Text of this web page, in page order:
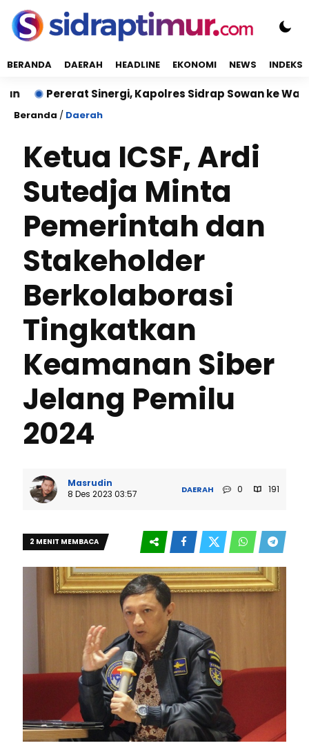
BERANDA DAERAH HEADLINE EKONOMI NEWS INDEKS
Pererat Sinergi, Kapolres Sidrap Sowan ke Wakil
Beranda / Daerah
Ketua ICSF, Ardi
Sutedja Minta
Pemerintah dan
Stakeholder
Berkolaborasi
Tingkatkan
Keamanan Siber
Jelang Pemilu
2024
Masrudin
8 Des 2023 03:57
DAERAH 0 191
2 MENIT MEMBACA